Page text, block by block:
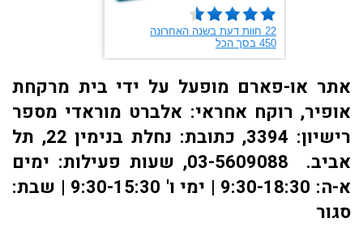
אתר או-פארם מופעל על ידי בית מרקחת
אופיר, רוקח אחראי: אלברט מוראדי מספר
רישיון: 3394, כתובת: ​נחלת בנימין 22, תל
אביב. 03-5609088, שעות פעילות: ימים
א-ה: 9:30-18:30 | ימי ו' 9:30-15:30 | שבת:
סגור